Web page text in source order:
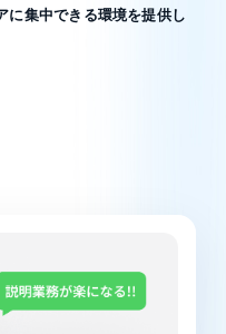
に集中できる環境を提供し